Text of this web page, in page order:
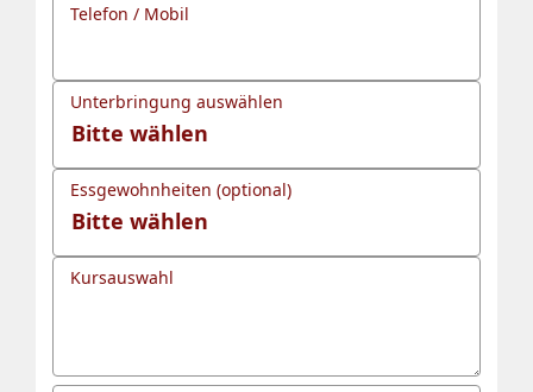
Telefon / Mobil
Unterbringung auswählen
Essgewohnheiten (optional)
Kursauswahl